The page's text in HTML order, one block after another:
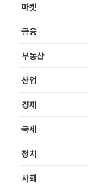
마켓
금융
부동산
산업
경제
국제
정치
사회